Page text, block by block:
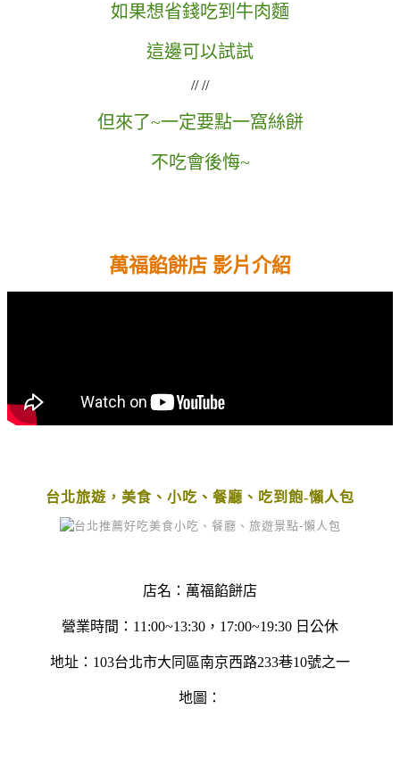
如果想省錢吃到牛肉麵
這邊可以試試
// //
但來了~一定要點一窩絲餅
不吃會後悔~
萬福餡餅店 影片介紹
台北旅遊，美食、小吃、餐廳、吃到飽-懶人包
店名：萬福餡餅店
營業時間：11:00~13:30，17:00~19:30 日公休
地址：103台北市大同區南京西路233巷10號之一
地圖：